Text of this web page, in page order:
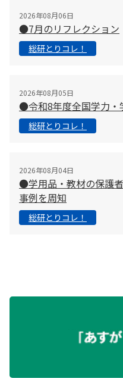
2026年08月06日
●7月のリフレクション
総研とりコレ！
2026年08月05日
●令和8年度全国学力・
総研とりコレ！
2026年08月04日
●学用品・教材の保護
事例を周知
総研とりコレ！